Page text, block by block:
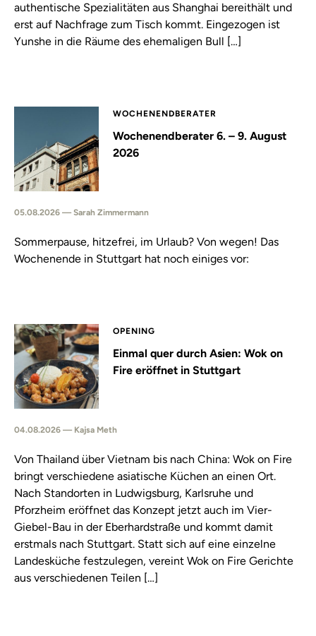
authentische Spezialitäten aus Shanghai bereithält und
erst auf Nachfrage zum Tisch kommt. Eingezogen ist
Yunshe in die Räume des ehemaligen Bull […]
WOCHENENDBERATER
Wochenendberater 6. – 9. August
2026
05.08.2026 — Sarah Zimmermann
Sommerpause, hitzefrei, im Urlaub? Von wegen! Das
Wochenende in Stuttgart hat noch einiges vor:
OPENING
Einmal quer durch Asien: Wok on
Fire eröffnet in Stuttgart
04.08.2026 — Kajsa Meth
Von Thailand über Vietnam bis nach China: Wok on Fire
bringt verschiedene asiatische Küchen an einen Ort.
Nach Standorten in Ludwigsburg, Karlsruhe und
Pforzheim eröffnet das Konzept jetzt auch im Vier-
Giebel-Bau in der Eberhardstraße und kommt damit
erstmals nach Stuttgart. Statt sich auf eine einzelne
Landesküche festzulegen, vereint Wok on Fire Gerichte
aus verschiedenen Teilen […]